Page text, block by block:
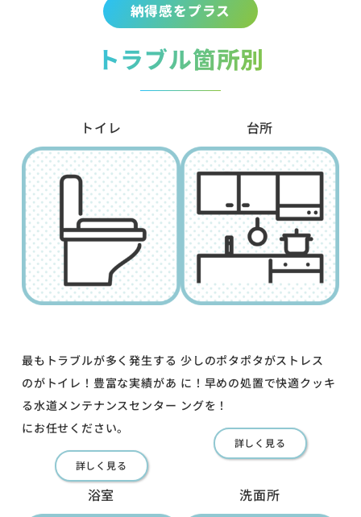
納得感をプラス
トラブル箇所別
トイレ
最もトラブルが多く発生する
のがトイレ！豊富な実績があ
る水道メンテナンスセンター
にお任せください。
詳しく見る
台所
少しのポタポタがストレス
に！早めの処置で快適クッキ
ングを！
詳しく見る
浴室 洗面所